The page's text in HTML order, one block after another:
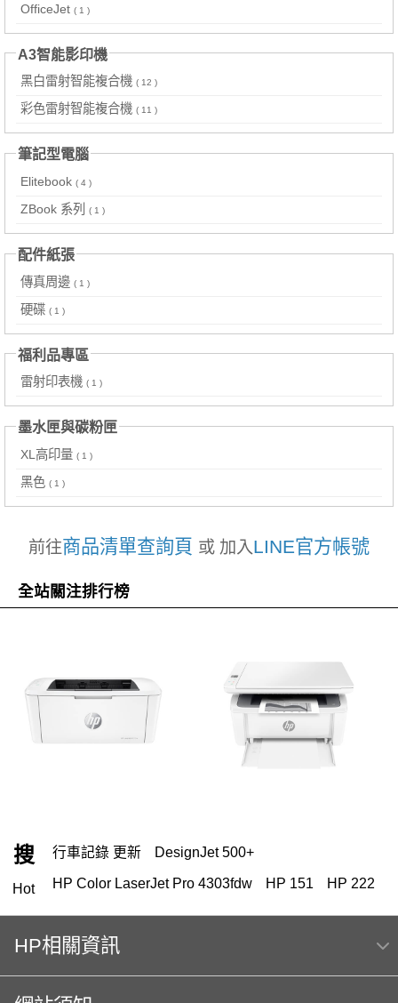
OfficeJet ( 1 )
A3智能影印機
黑白雷射智能複合機 ( 12 )
彩色雷射智能複合機 ( 11 )
筆記型電腦
Elitebook ( 4 )
ZBook 系列 ( 1 )
配件紙張
傳真周邊 ( 1 )
硬碟 ( 1 )
福利品專區
雷射印表機 ( 1 )
墨水匣與碳粉匣
XL高印量 ( 1 )
黑色 ( 1 )
前往商品清單查詢頁 或 加入LINE官方帳號
全站關注排行榜
搜
Hot
行車記錄 更新 DesignJet 500+
HP Color LaserJet Pro 4303fdw HP 151 HP 222
119 m254dw
HP Color Laser jet M856dn A3彩色雷射印表機
(T3U51A) 日本製
HP相關資訊